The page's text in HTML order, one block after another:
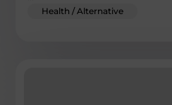
Health / Alternative